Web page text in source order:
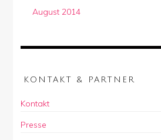
August 2014
KONTAKT & PARTNER
Kontakt
Presse